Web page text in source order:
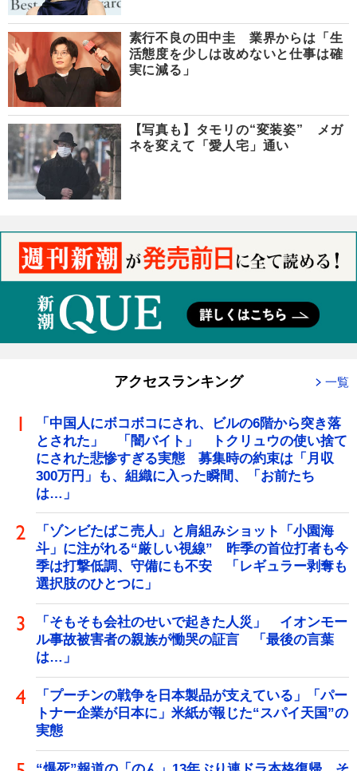
素行不良の田中圭 業界からは「生
活態度を少しは改めないと仕事は確
実に減る」
【写真も】タモリの“変装姿” メガ
ネを変えて「愛人宅」通い
アクセスランキング 一覧
「中国人にボコボコにされ、ビルの6階から突き落
とされた」 「闇バイト」 トクリュウの使い捨て
にされた悲惨すぎる実態 募集時の約束は「月収
300万円」も、組織に入った瞬間、「お前たち
は…」
「ゾンビたばこ売人」と肩組みショット「小園海
斗」に注がれる“厳しい視線” 昨季の首位打者も今
季は打撃低調、守備にも不安 「レギュラー剥奪も
選択肢のひとつに」
「そもそも会社のせいで起きた人災」 イオンモー
ル事故被害者の親族が慟哭の証言 「最後の言葉
は…」
「プーチンの戦争を日本製品が支えている」「パー
トナー企業が日本に」米紙が報じた“スパイ天国”の
実態